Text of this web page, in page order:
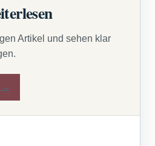
Artikel und sehen klar
→